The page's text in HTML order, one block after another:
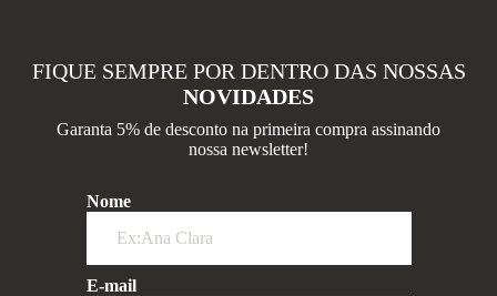
FIQUE SEMPRE POR DENTRO DAS NOSSAS
NOVIDADES
Garanta 5% de desconto na primeira compra assinando
nossa newsletter!
Nome
E-mail